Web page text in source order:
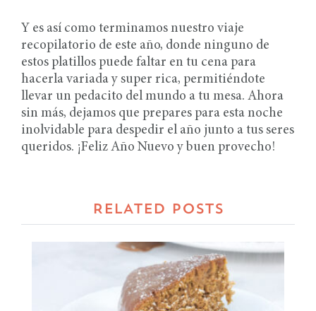
Y es así como terminamos nuestro viaje
recopilatorio de este año, donde ninguno de
estos platillos puede faltar en tu cena para
hacerla variada y super rica, permitiéndote
llevar un pedacito del mundo a tu mesa. Ahora
sin más, dejamos que prepares para esta noche
inolvidable para despedir el año junto a tus seres
queridos. ¡Feliz Año Nuevo y buen provecho!
RELATED POSTS